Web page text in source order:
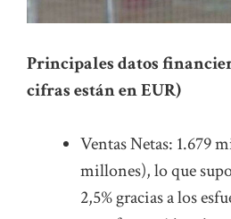
Principales datos
cifras están en EUR)
Ventas Netas: 1.679
millones), lo que
2,5% gracias a los